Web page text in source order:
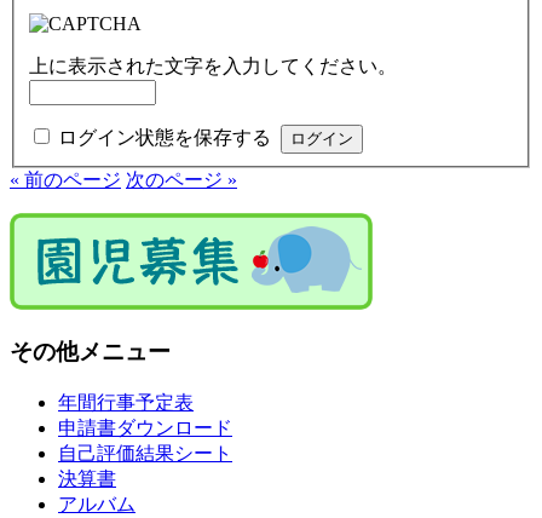
上に表示された文字を入力してください。
ログイン状態を保存する
« 前のページ 次のページ »
その他メニュー
年間行事予定表
申請書ダウンロード
自己評価結果シート
決算書
アルバム